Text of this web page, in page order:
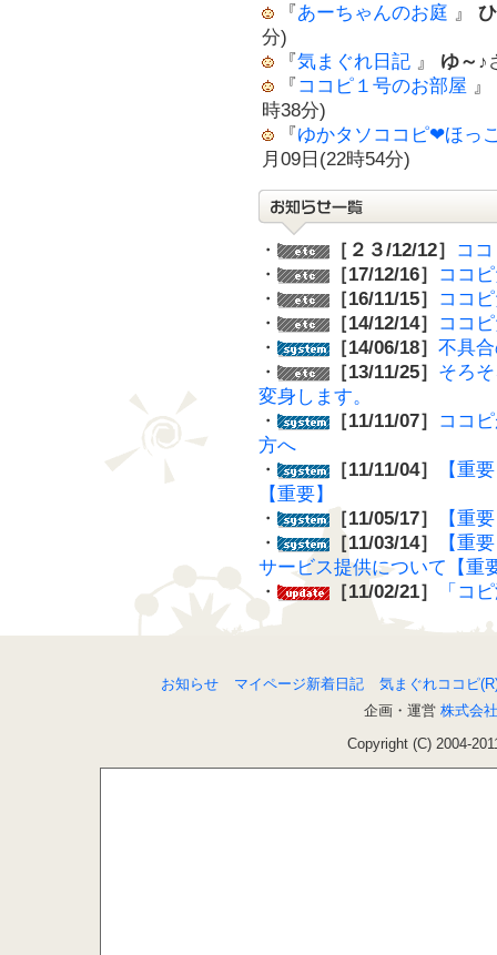
『あーちゃんのお庭 』
分)
『気まぐれ日記 』 ゆ～♪
『 ココピ１号のお部屋 』
時38分)
『ゆかタソココピ❤ほっ
月09日(22時54分)
・ ［２３/12/12］
コ
・
［17/12/16］
ココ
・
［16/11/15］
ココ
・
［14/12/14］
ココ
・
［14/06/18］ 不具
・
［13/11/25］ そろ
変身します。
・
［11/11/07］
ココ
方へ
・
［11/11/04］
【重
【重要】
・
［11/05/17］
【重
・
［11/03/14］
【重
サービス提供について【重
・
［11/02/21］ 「コ
お知らせ マイページ新着日記
気まぐれココピ
企画・運営 株式会
Copyright (C) 2004-